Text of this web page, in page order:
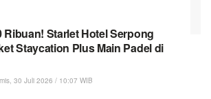
Ribuan! Starlet Hotel Serpong
Staycation Plus Main Padel di
30 Juli 2026 / 10:07 WIB